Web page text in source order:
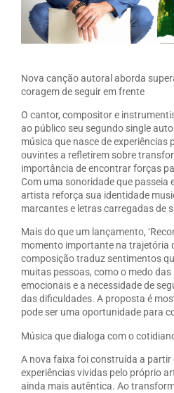
Nova canção autoral aborda
coragem de seguir em frente
O cantor, compositor e
ao público seu segundo single
música que nasce de experiências
ouvintes a refletirem sobre
importância de encontrar forças
Com uma sonoridade que passeia
artista reforça sua identidade
marcantes e letras carregadas de
Mais do que um lançamento,
momento importante na trajetória
composição traduz sentimentos
muitas pessoas, como o medo
emocionais e a necessidade de
das dificuldades. A proposta é
pode ser uma oportunidade para
Música que dialoga com o
A nova faixa foi construída a partir
experiências vividas pelo próprio
ainda mais autêntica. Ao